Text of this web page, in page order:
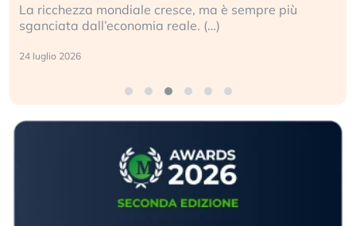
La ricchezza mondiale cresce, ma è sempre più
sganciata dall’economia reale. (…)
24 luglio 2026